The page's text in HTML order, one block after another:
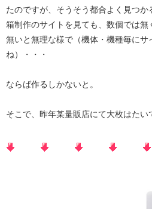
たのですが、そうそう都合よく見つか
箱制作のサイトを見ても、数個では
無いと無理な様で（機体・機種毎にサ
ね）・・・
ならば作るしかないと。
そこで、昨年某量販店にて大枚はたい